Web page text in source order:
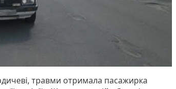
травми отримала пасажирка